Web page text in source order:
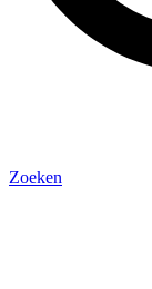
Zoeken